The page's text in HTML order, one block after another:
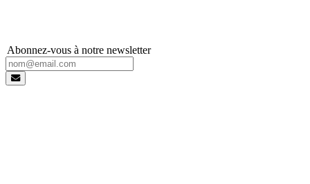
Abonnez-vous à notre newsletter